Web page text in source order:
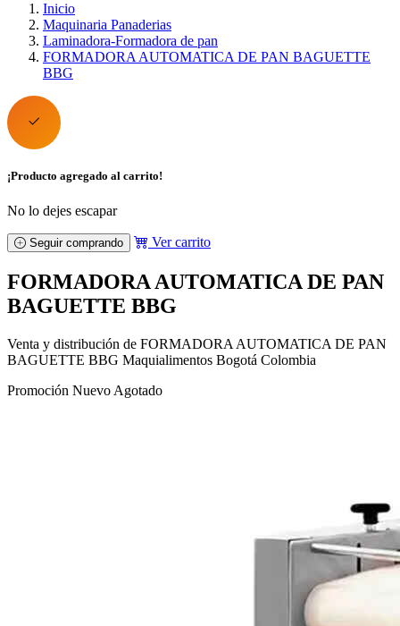
Inicio
Maquinaria Panaderias
Laminadora-Formadora de pan
FORMADORA AUTOMATICA DE PAN BAGUETTE
BBG
¡Producto agregado al carrito!
No lo dejes escapar
Seguir comprando Ver carrito
FORMADORA AUTOMATICA DE PAN
BAGUETTE BBG
Venta y distribución de FORMADORA AUTOMATICA DE PAN
BAGUETTE BBG Maquialimentos Bogotá Colombia
Promoción Nuevo Agotado